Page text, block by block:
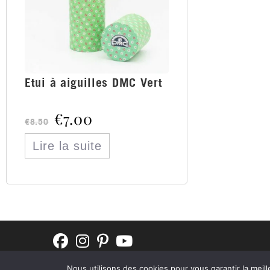
Etui à aiguilles DMC Vert
€8.50 €7.00
Lire la suite